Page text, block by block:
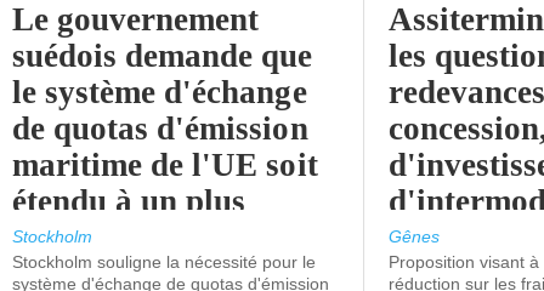
Le gouvernement
suédois demande que
le système d'échange
de quotas d'émission
maritime de l'UE soit
étendu à un plus
grand nombre de
navires.
Stockholm
Stockholm souligne la nécessité pour le
système d'échange de quotas d'émission
les
l'attention
politiciens.
Gênes
Proposition visant
réduction sur les